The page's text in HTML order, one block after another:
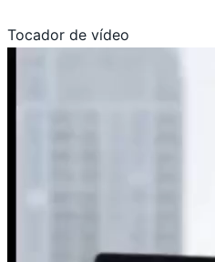
Tocador de vídeo